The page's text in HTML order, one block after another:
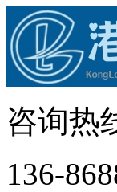
咨询热
136-